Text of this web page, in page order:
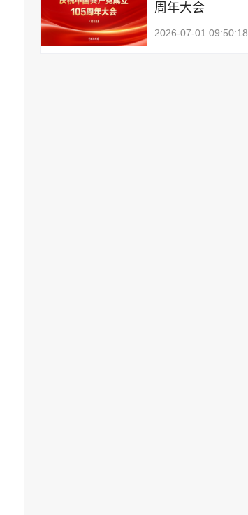
周年大会
2026-07-01 09:50:18